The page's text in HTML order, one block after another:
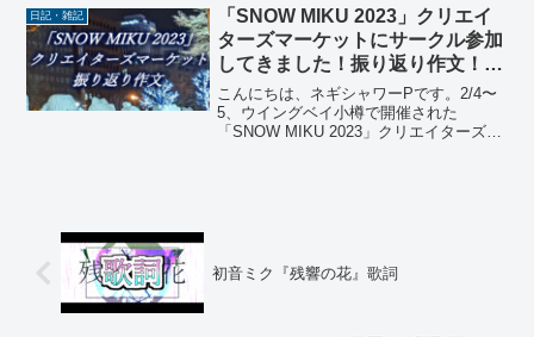
ったです！今回の記事では当日の様子を
全...
日記・雑記
「SNOW MIKU 2023」クリエイ
ターズマーケットにサークル参加
してきました！振り返り作文！
【感謝】
こんにちは、ネギシャワーPです。2/4〜
5、ウイングベイ小樽で開催された
「SNOW MIKU 2023」クリエイターズマ
初音ミク『残響の花』歌詞